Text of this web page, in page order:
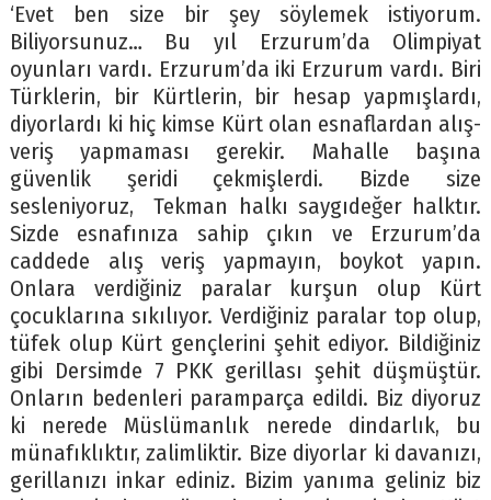
‘Evet ben size bir şey söylemek istiyorum.
Biliyorsunuz… Bu yıl Erzurum’da Olimpiyat
oyunları vardı. Erzurum’da iki Erzurum vardı. Biri
Türklerin, bir Kürtlerin, bir hesap yapmışlardı,
diyorlardı ki hiç kimse Kürt olan esnaflardan alış-
veriş yapmaması gerekir. Mahalle başına
güvenlik şeridi çekmişlerdi. Bizde size
sesleniyoruz, Tekman halkı saygıdeğer halktır.
Sizde esnafınıza sahip çıkın ve Erzurum’da
caddede alış veriş yapmayın, boykot yapın.
Onlara verdiğiniz paralar kurşun olup Kürt
çocuklarına sıkılıyor. Verdiğiniz paralar top olup,
tüfek olup Kürt gençlerini şehit ediyor. Bildiğiniz
gibi Dersimde 7 PKK gerillası şehit düşmüştür.
Onların bedenleri paramparça edildi. Biz diyoruz
ki nerede Müslümanlık nerede dindarlık, bu
münafıklıktır, zalimliktir. Bize diyorlar ki davanızı,
gerillanızı inkar ediniz. Bizim yanıma geliniz biz